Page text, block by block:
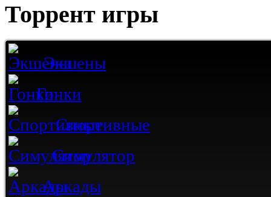
Торрент игры
Экшены
Гонки
Спортивные
Симулятор
Аркады